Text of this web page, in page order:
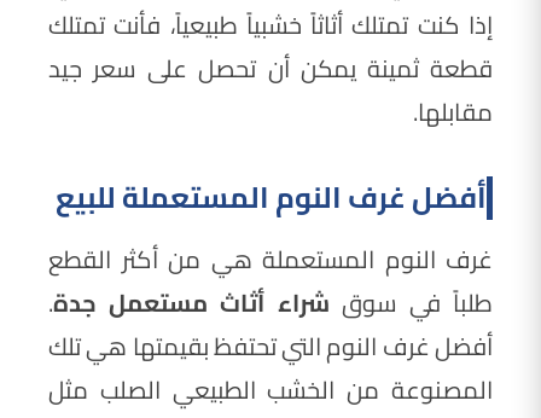
إذا كنت تمتلك أثاثاً خشبياً طبيعياً، فأنت تمتلك
قطعة ثمينة يمكن أن تحصل على سعر جيد
مقابلها.
أفضل غرف النوم المستعملة للبيع
غرف النوم المستعملة هي من أكثر القطع
طلباً في سوق شراء أثاث مستعمل جدة.
أفضل غرف النوم التي تحتفظ بقيمتها هي تلك
المصنوعة من الخشب الطبيعي الصلب مثل